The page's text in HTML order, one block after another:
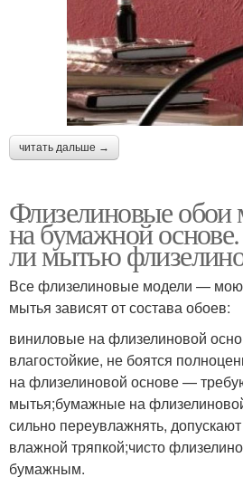
читать дальше →
Флизелиновые
на бумажной
ли мытью
Все флизелиновые модели —
мытья зависят от состава обоев:
виниловые на флизелиновой
влагостойкие, не боятся
на флизелиновой основе —
мытья;бумажные на
сильно переувлажнять,
влажной тряпкой;чисто
бумажным.